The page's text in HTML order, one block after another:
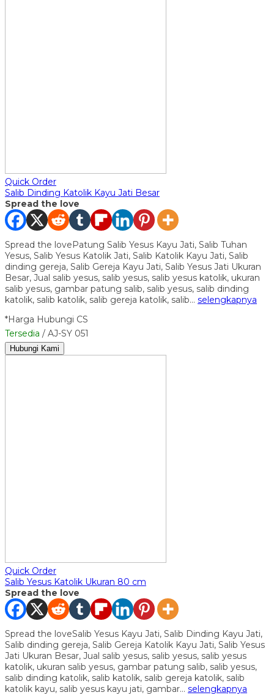
Quick Order
Salib Dinding Katolik Kayu Jati Besar
Spread the love
Spread the lovePatung Salib Yesus Kayu Jati, Salib Tuhan
Yesus, Salib Yesus Katolik Jati, Salib Katolik Kayu Jati, Salib
dinding gereja, Salib Gereja Kayu Jati, Salib Yesus Jati Ukuran
Besar, Jual salib yesus, salib yesus, salib yesus katolik, ukuran
salib yesus, gambar patung salib, salib yesus, salib dinding
katolik, salib katolik, salib gereja katolik, salib… selengkapnya
*Harga Hubungi CS
Tersedia / AJ-SY 051
Hubungi Kami
Quick Order
Salib Yesus Katolik Ukuran 80 cm
Spread the love
Spread the loveSalib Yesus Kayu Jati, Salib Dinding Kayu Jati,
Salib dinding gereja, Salib Gereja Katolik Kayu Jati, Salib Yesus
Jati Ukuran Besar, Jual salib yesus, salib yesus, salib yesus
katolik, ukuran salib yesus, gambar patung salib, salib yesus,
salib dinding katolik, salib katolik, salib gereja katolik, salib
katolik kayu, salib yesus kayu jati, gambar… selengkapnya